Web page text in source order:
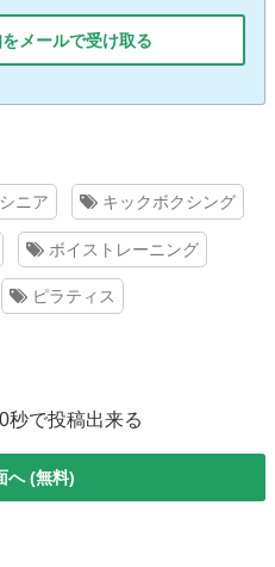
メールで受け取る
シニア キックボクシング
ボイストレーニング
ピラティス
秒で投稿出来る
へ (無料)